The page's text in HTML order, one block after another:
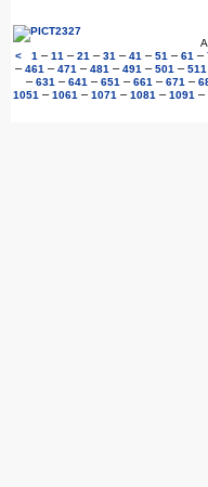
<
1 – 11 – 21 – 31 – 41 – 51 – 61 –
– 461 – 471 – 481 – 491 – 501 – 511
– 631 – 641 – 651 – 661 – 671 –
1051 – 1061 – 1071 – 1081 – 1091 –